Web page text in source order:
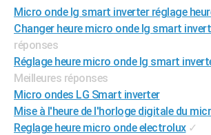
GUIDES D'ACHAT
BONS PLANS
CARTE DE VOEUX
Carte Bonne année
Carte Saint-Valentin
Carte d'anniversaire
DICTIONNAIRE
Dictionnaire
Biographies
Citations
Expressions
Proverbes
PROGRAMME TV
Micro onde lg smart inverter réglage
Changer heure micro onde lg smart
réponses
Réglage heure micro onde lg smart
Meilleures réponses
Micro ondes LG Smart inverter
Mise à l'heure de l'horloge digitale du
Reglage heure micro onde electrolux ✓